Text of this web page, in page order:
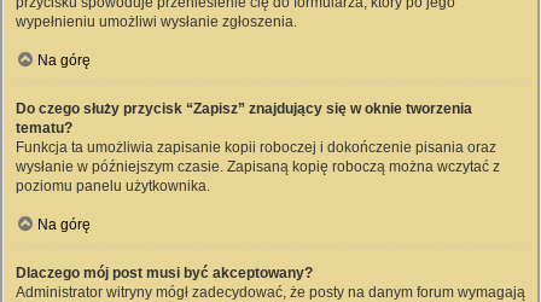
wypełnieniu umożliwi wysłanie zgłoszenia.
Na górę
Do czego służy przycisk “Zapisz” znajdujący się w oknie tworzenia
tematu?
Funkcja ta umożliwia zapisanie kopii roboczej i dokończenie pisania oraz
wysłanie w późniejszym czasie. Zapisaną kopię roboczą można wczytać z
poziomu panelu użytkownika.
Na górę
Dlaczego mój post musi być akceptowany?
Administrator witryny mógł zadecydować, że posty na danym forum wymagają